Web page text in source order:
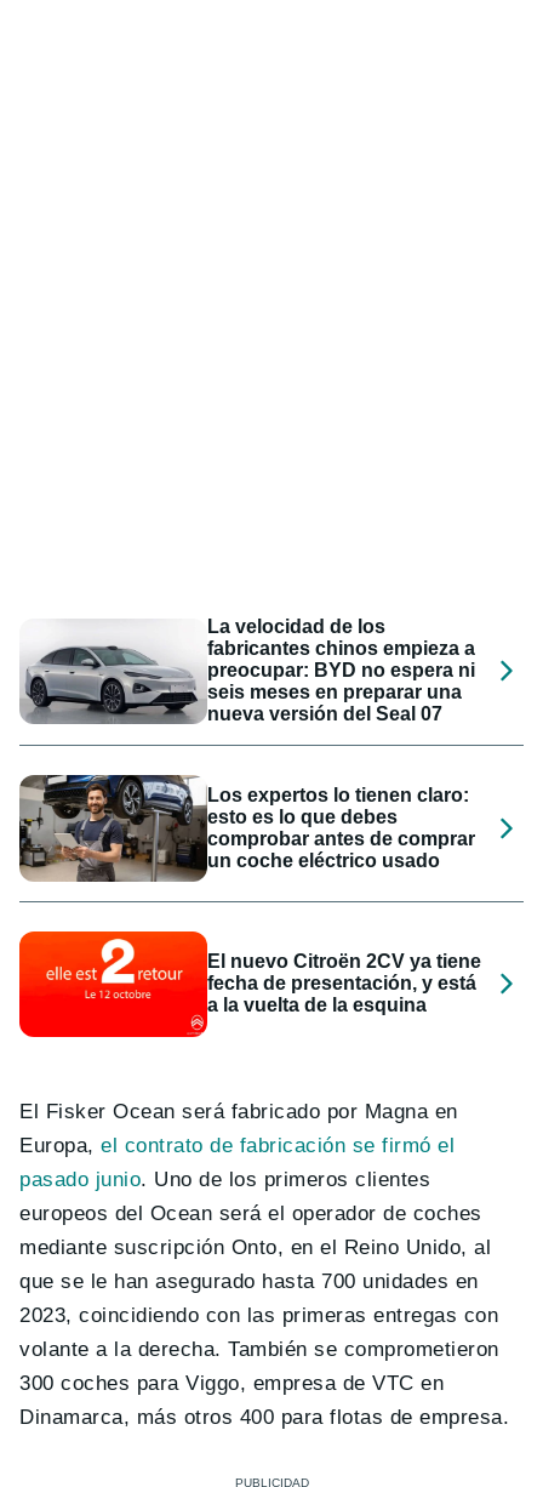
La velocidad de los
fabricantes chinos empieza a
preocupar: BYD no espera ni
seis meses en preparar una
nueva versión del Seal 07
Los expertos lo tienen claro:
esto es lo que debes
comprobar antes de comprar
un coche eléctrico usado
El nuevo Citroën 2CV ya tiene
fecha de presentación, y está
a la vuelta de la esquina
El Fisker Ocean será fabricado por Magna en
Europa,el contrato de fabricación se firmó el
pasado junio. Uno de los primeros clientes
europeos del Ocean será el operador de coches
mediante suscripción Onto, en el Reino Unido, al
que se le han asegurado hasta 700 unidades en
2023, coincidiendo con las primeras entregas con
volante a la derecha. También se comprometieron
300 coches para Viggo, empresa de VTC en
Dinamarca, más otros 400 para flotas de empresa.